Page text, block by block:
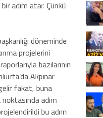
adım atar. Çünkü
döneminde
projelerini
bazılarının
Akpınar
fakat, buna
adım
bu adım